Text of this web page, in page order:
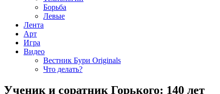
Борьба
Левые
Лента
Арт
Игра
Видео
Вестник Бури Originals
Что делать?
Ученик и соратник Горького: 140 лет